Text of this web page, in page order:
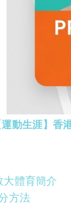
運動生涯】
體育簡介
方法